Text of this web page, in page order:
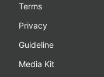
Terms
Privacy
Guideline
Media Kit